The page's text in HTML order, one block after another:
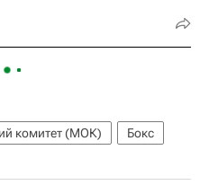
комитет (МОК)
Бокс